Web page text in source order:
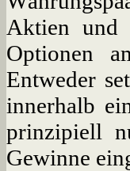
Aktien und
Optionen
Entweder
innerhalb
prinzipiell
Gewinne